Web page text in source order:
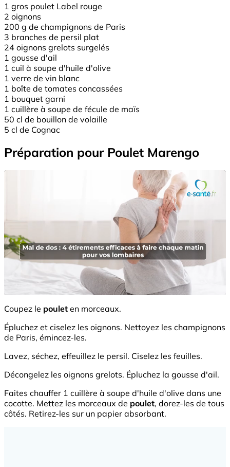
1 gros poulet Label rouge
2 oignons
200 g de champignons de Paris
3 branches de persil plat
24 oignons grelots surgelés
1 gousse d'ail
1 cuil à soupe d'huile d'olive
1 verre de vin blanc
1 boîte de tomates concassées
1 bouquet garni
1 cuillère à soupe de fécule de maïs
50 cl de bouillon de volaille
5 cl de Cognac
Préparation pour Poulet Marengo
Coupez le poulet en morceaux.
Épluchez et ciselez les oignons. Nettoyez les champignons
de Paris, émincez-les.
Lavez, séchez, effeuillez le persil. Ciselez les feuilles.
Décongelez les oignons grelots. Épluchez la gousse d'ail.
Faites chauffer 1 cuillère à soupe d'huile d'olive dans une
cocotte. Mettez les morceaux de poulet, dorez-les de tous
côtés. Retirez-les sur un papier absorbant.